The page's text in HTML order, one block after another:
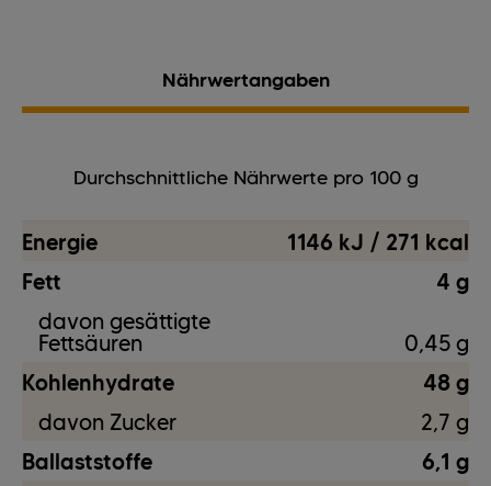
Nährwertangaben
Durchschnittliche Nährwerte pro 100 g
Energie
1146 kJ / 271 kcal
Fett
4 g
davon gesättigte
Fettsäuren
0,45 g
Kohlenhydrate
48 g
davon Zucker
2,7 g
Ballaststoffe
6,1 g